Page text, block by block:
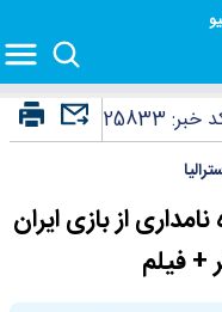
خبر: 25833
از بازی ایران
+ فیلم